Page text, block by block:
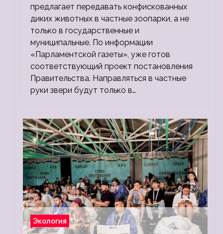
предлагает передавать конфискованных
диких животных в частные зоопарки, а не
только в государственные и
муниципальные. По информации
«Парламентской газеты», уже готов
соответствующий проект постановления
Правительства. Направляться в частные
руки звери будут только в…
Экология